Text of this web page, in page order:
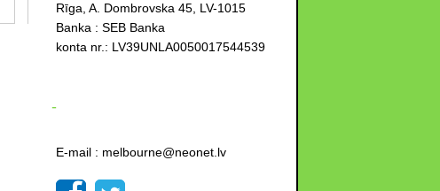
Rīga, A. Dombrovska 45, LV-1015
Banka : SEB Banka
konta nr.: LV39UNLA0050017544539
-
E-mail : melbourne@neonet.lv